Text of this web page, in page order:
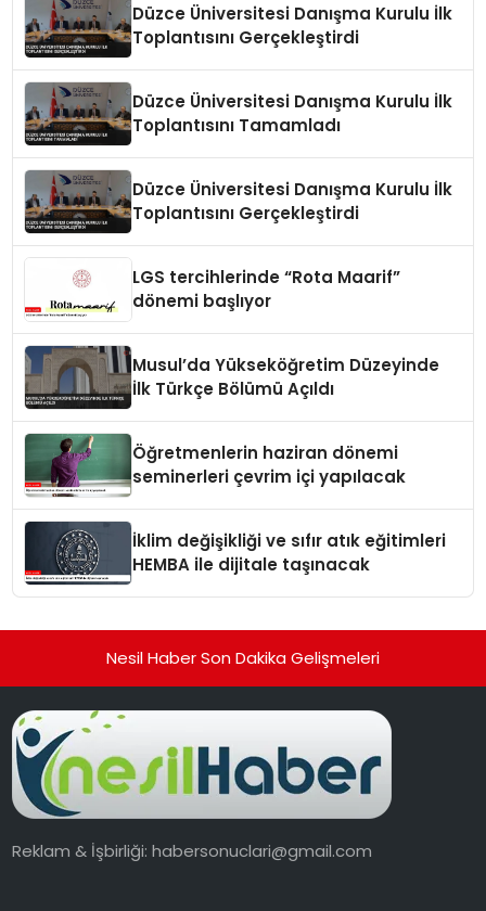
Düzce Üniversitesi Danışma Kurulu İlk
Toplantısını Gerçekleştirdi
Düzce Üniversitesi Danışma Kurulu İlk
Toplantısını Tamamladı
Düzce Üniversitesi Danışma Kurulu İlk
Toplantısını Gerçekleştirdi
LGS tercihlerinde “Rota Maarif”
dönemi başlıyor
Musul’da Yükseköğretim Düzeyinde
İlk Türkçe Bölümü Açıldı
Öğretmenlerin haziran dönemi
seminerleri çevrim içi yapılacak
İklim değişikliği ve sıfır atık eğitimleri
HEMBA ile dijitale taşınacak
Nesil Haber Son Dakika Gelişmeleri
Reklam & İşbirliği:habersonuclari@gmail.com